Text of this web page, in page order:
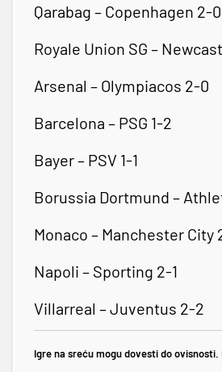
Qarabag – Copenhagen 2-0
Royale Union SG –
Arsenal – Olympiacos 2-0
Barcelona – PSG 1-2
Bayer – PSV 1-1
Borussia Dortmund –
Monaco – Manchester City
Napoli – Sporting 2-1
Villarreal – Juventus 2-2
Igre na sreću mogu dovesti do